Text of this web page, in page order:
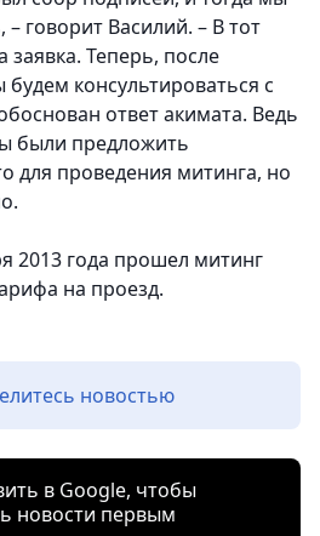
говорит Василий. – В тот
заявка. Теперь, после
консультироваться с
ответ акимата. Ведь
были предложить
для проведения митинга, но
2013 года прошел митинг
на проезд.
новостью
в Google, чтобы
новости первым